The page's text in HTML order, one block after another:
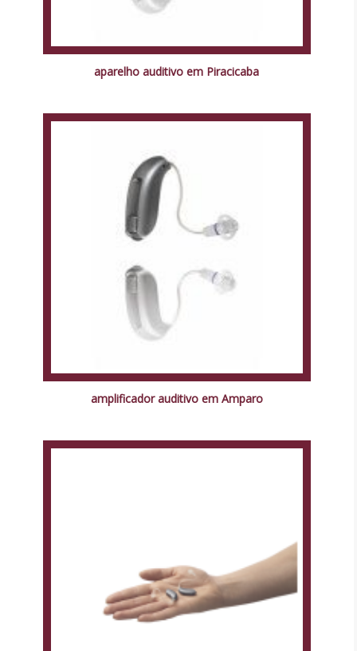
aparelho auditivo em Piracicaba
amplificador auditivo em Amparo